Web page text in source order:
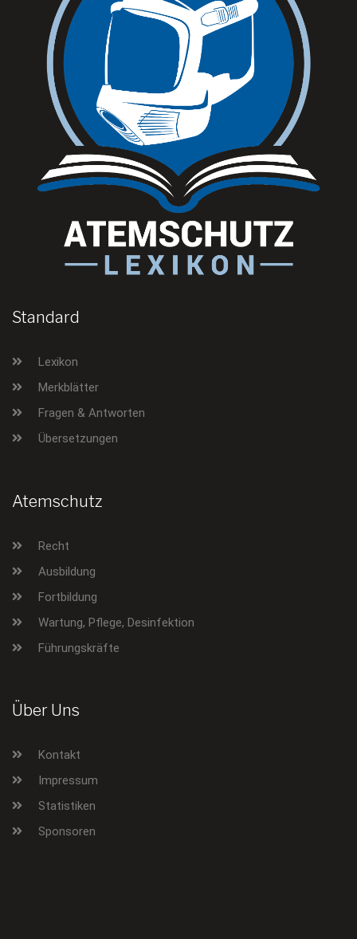
Standard
Lexikon
Merkblätter
Fragen & Antworten
Übersetzungen
Atemschutz
Recht
Ausbildung
Fortbildung
Wartung, Pflege, Desinfektion
Führungskräfte
Über Uns
Kontakt
Impressum
Statistiken
Sponsoren